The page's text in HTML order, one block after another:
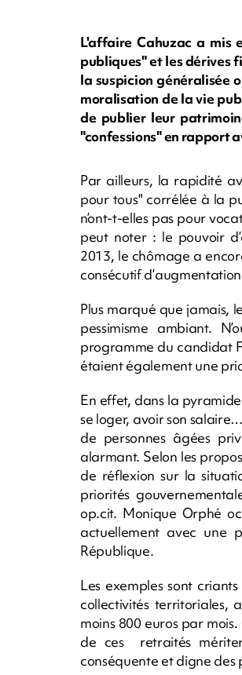
L'affaire Cahuzac a mis
publiques" et les dérives
la suspicion généralisée
moralisation de la vie
de publier leur
"confessions" en rapport
Par ailleurs, la rapidité
pour tous" corrélée à la
n’ont-t-elles pas pour
peut noter : le pouvoir
2013, le chômage a
consécutif
Plus marqué que jamais,
pessimisme ambiant.
programme du candidat
étaient également une
En effet, dans la
se loger, avoir son
de personnes âgées
alarmant. Selon les
de réflexion sur la
priorités
op.cit. Monique Orphé
actuellement avec une
République.
Les exemples sont
collectivités territoriales,
moins 800 euros par
de ces retraités
conséquente et digne des